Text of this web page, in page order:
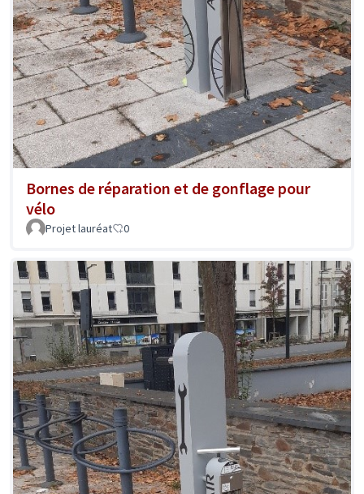
Bornes de réparation et de gonflage pour
vélo
Projet lauréat 0